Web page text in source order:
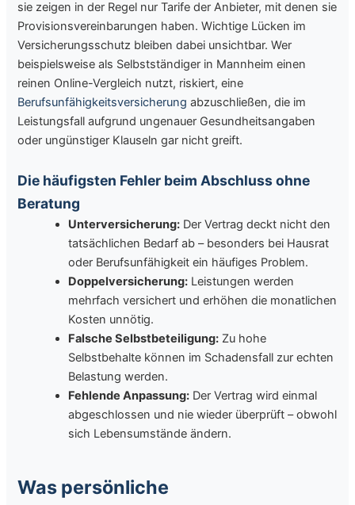
sie zeigen in der Regel nur Tarife der Anbieter, mit denen sie
Provisionsvereinbarungen haben. Wichtige Lücken im
Versicherungsschutz bleiben dabei unsichtbar. Wer
beispielsweise als Selbstständiger in Mannheim einen
reinen Online-Vergleich nutzt, riskiert, eine
Berufsunfähigkeitsversicherung abzuschließen, die im
Leistungsfall aufgrund ungenauer Gesundheitsangaben
oder ungünstiger Klauseln gar nicht greift.
Die häufigsten Fehler beim Abschluss ohne
Beratung
Unterversicherung: Der Vertrag deckt nicht den
tatsächlichen Bedarf ab – besonders bei Hausrat
oder Berufsunfähigkeit ein häufiges Problem.
Doppelversicherung: Leistungen werden
mehrfach versichert und erhöhen die monatlichen
Kosten unnötig.
Falsche Selbstbeteiligung: Zu hohe
Selbstbehalte können im Schadensfall zur echten
Belastung werden.
Fehlende Anpassung: Der Vertrag wird einmal
abgeschlossen und nie wieder überprüft – obwohl
sich Lebensumstände ändern.
Was persönliche